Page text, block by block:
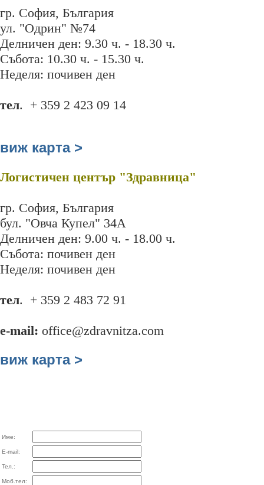
гр. София, България
ул. "Одрин" №74
Делничен ден: 9.30 ч. - 18.30 ч.
Събота: 10.30 ч. - 15.30 ч.
Неделя: почивен ден
тел. + 359 2 423 09 14
виж карта >
Логистичен център "Здравница"
гр. София, България
бул. "Овча Купел" 34А
Делничен ден: 9.00 ч. - 18.00 ч.
Събота: почивен ден
Неделя: почивен ден
тел. + 359 2 483 72 91
е-mail: office@zdravnitza.com
виж карта >
Име:
E-mail:
Тел.:
Моб.тел: